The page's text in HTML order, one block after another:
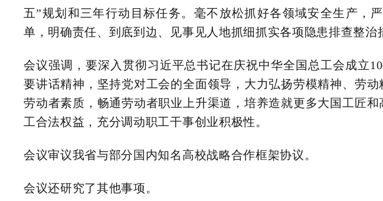
五”规划和三年行动目标任务。毫不放松抓好各领域安全生产，
单，明确责任、到底到边、见事见人地抓细抓实各项隐患排查整治
会议强调，要深入贯彻习近平总书记在庆祝中华全国总工会成立
要讲话精神，坚持党对工会的全面领导，大力弘扬劳模精神、劳
劳动者素质，畅通劳动者职业上升渠道，培养造就更多大国工匠
工合法权益，充分调动职工干事创业积极性。
会议审议我省与部分国内知名高校战略合作框架协议。
会议还研究了其他事项。